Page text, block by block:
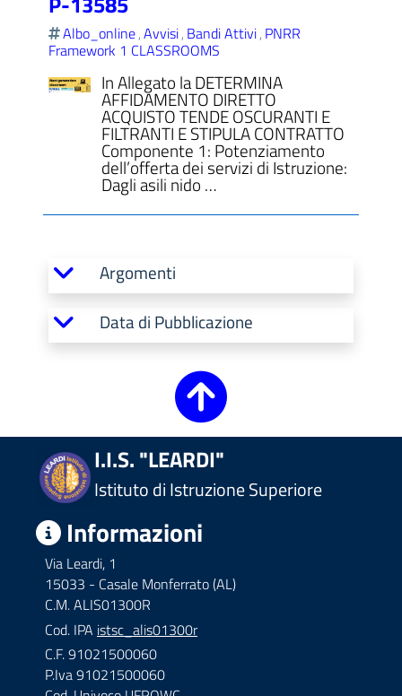
Albo_online,Avvisi, Bandi Attivi, PNRR
Framework 1 CLASSROOMS
In Allegato la DETERMINA
AFFIDAMENTO DIRETTO
ACQUISTO TENDE OSCURANTI E
FILTRANTI E STIPULA CONTRATTO
Componente 1: Potenziamento
dell’offerta dei servizi di Istruzione:
Dagli asili nido …
Argomenti
Data di Pubblicazione
I.I.S. "LEARDI"
Istituto di Istruzione Superiore
Informazioni
Via Leardi, 1
15033 - Casale Monferrato (AL)
C.M. ALIS01300R
Cod. IPA istsc_alis01300r
C.F. 91021500060
P.Iva 91021500060